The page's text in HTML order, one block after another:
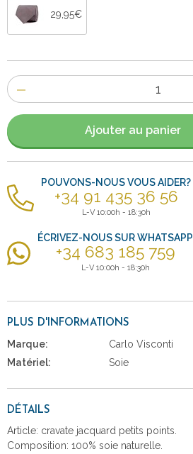
29,95€
Nombre
d'items
Ajouter au panier
POUVONS-NOUS VOUS AIDER?
+34 91 435 36 56
L-V 10:00h - 18:30h
ÉCRIVEZ-NOUS SUR WHATSAPP
+34 683 185 759
L-V 10:00h - 18:30h
PLUS D'INFORMATIONS
Marque:
Carlo Visconti
Matériel:
Soie
DÉTAILS
Article: cravate jacquard petits points.
Composition: 100% soie naturelle.